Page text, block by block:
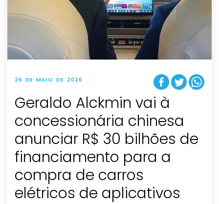
26 DE MAIO DE 2026
Geraldo Alckmin vai à
concessionária chinesa
anunciar R$ 30 bilhões de
financiamento para a
compra de carros
elétricos de aplicativos